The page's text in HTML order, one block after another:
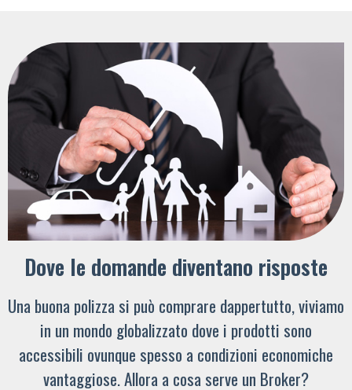
Dove le domande diventano risposte
Una buona polizza si può comprare dappertutto, viviamo
in un mondo globalizzato dove i prodotti sono
accessibili ovunque spesso a condizioni economiche
vantaggiose. Allora a cosa serve un Broker?